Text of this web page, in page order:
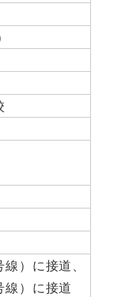
）に接道、
線）に接道